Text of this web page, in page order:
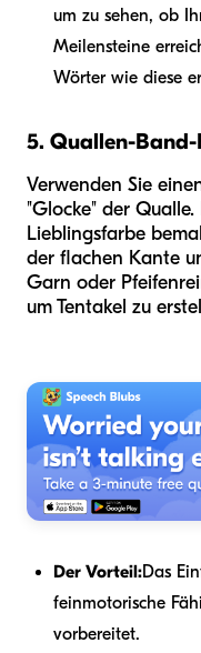
um zu sehen, ob
Meilensteine
Wörter wie diese
5. Quallen-
Verwenden Sie
"Glocke" der
Lieblingsfarbe
der flachen Kante
Garn oder
um Tentakel zu
Der Vorteil:Das
feinmotorische
vorbereitet.